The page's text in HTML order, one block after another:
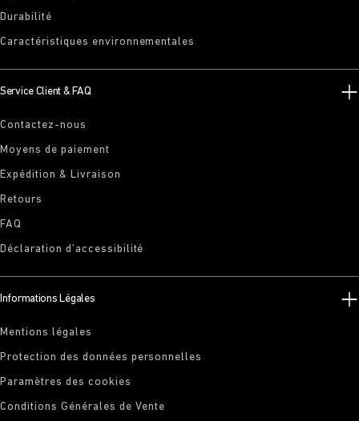
Durabilité
Caractéristiques environnementales
Service Client & FAQ
Contactez-nous
Moyens de paiement
Expédition & Livraison
Retours
FAQ
Déclaration d’accessibilité
Informations Légales
Mentions légales
Protection des données personnelles
Paramètres des cookies
Conditions Générales de Vente